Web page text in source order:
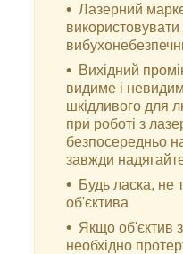
Лазерний
Вихідний
видиме і
шкідливого для
при роботі з
безпосередньо
завжди
Будь ласка, не
об'єктива
Якщо об'єктив
необхідно